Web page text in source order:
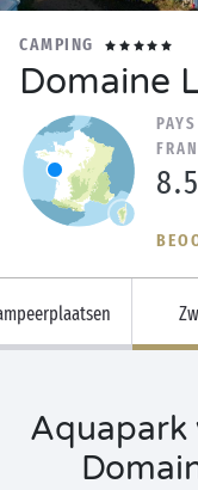
CAMPING
Domaine
8.5
Aquapark